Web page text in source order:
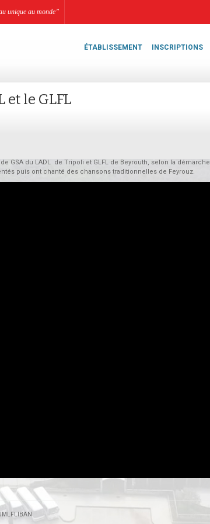
unique au monde”
ÉTABLISSEMENT INSCRIPTIONS
et le GLFL
GSA du LADL de Tripoli et GLFL de Beyrouth, selon la démarche
puis ont chanté des chansons traditionnelles de Feyrouz.